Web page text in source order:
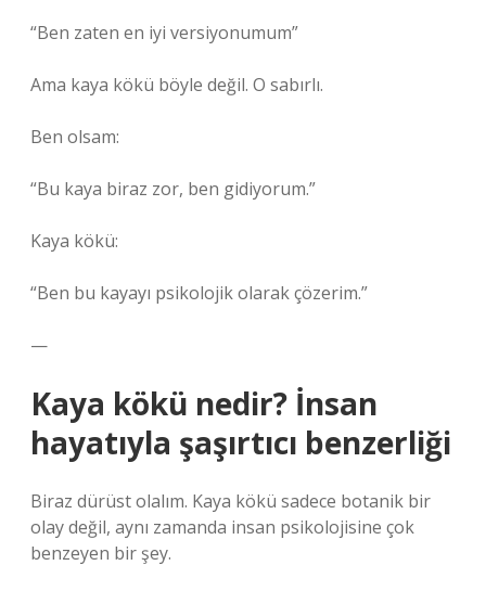
“Ben zaten en iyi versiyonumum”
Ama kaya kökü böyle değil. O sabırlı.
Ben olsam:
“Bu kaya biraz zor, ben gidiyorum.”
Kaya kökü:
“Ben bu kayayı psikolojik olarak çözerim.”
—
Kaya kökü nedir? İnsan
hayatıyla şaşırtıcı benzerliği
Biraz dürüst olalım. Kaya kökü sadece botanik bir
olay değil, aynı zamanda insan psikolojisine çok
benzeyen bir şey.